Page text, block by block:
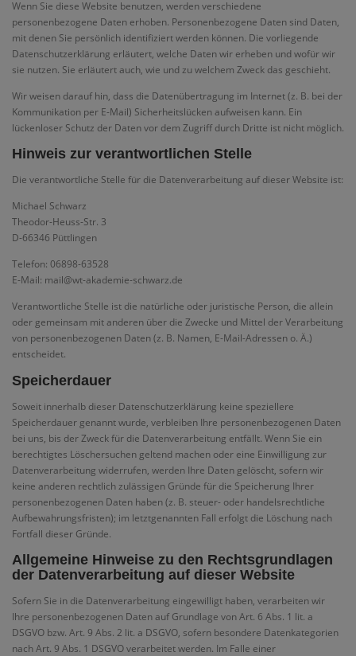
Wenn Sie diese Website benutzen, werden verschiedene
personenbezogene Daten erhoben. Personenbezogene Daten sind Daten,
mit denen Sie persönlich identifiziert werden können. Die vorliegende
Datenschutzerklärung erläutert, welche Daten wir erheben und wofür wir
sie nutzen. Sie erläutert auch, wie und zu welchem Zweck das geschieht.
Wir weisen darauf hin, dass die Datenübertragung im Internet (z. B. bei der
Kommunikation per E-Mail) Sicherheitslücken aufweisen kann. Ein
lückenloser Schutz der Daten vor dem Zugriff durch Dritte ist nicht möglich.
Hinweis zur verantwortlichen Stelle
Die verantwortliche Stelle für die Datenverarbeitung auf dieser Website ist:
Michael Schwarz
Theodor-Heuss-Str. 3
D-66346 Püttlingen
Telefon: 06898-63528
E-Mail: mail@wt-akademie-schwarz.de
Verantwortliche Stelle ist die natürliche oder juristische Person, die allein
oder gemeinsam mit anderen über die Zwecke und Mittel der Verarbeitung
von personenbezogenen Daten (z. B. Namen, E-Mail-Adressen o. Ä.)
entscheidet.
Speicherdauer
Soweit innerhalb dieser Datenschutzerklärung keine speziellere
Speicherdauer genannt wurde, verbleiben Ihre personenbezogenen Daten
bei uns, bis der Zweck für die Datenverarbeitung entfällt. Wenn Sie ein
berechtigtes Löschersuchen geltend machen oder eine Einwilligung zur
Datenverarbeitung widerrufen, werden Ihre Daten gelöscht, sofern wir
keine anderen rechtlich zulässigen Gründe für die Speicherung Ihrer
personenbezogenen Daten haben (z. B. steuer- oder handelsrechtliche
Aufbewahrungsfristen); im letztgenannten Fall erfolgt die Löschung nach
Fortfall dieser Gründe.
Allgemeine Hinweise zu den Rechtsgrundlagen
der Datenverarbeitung auf dieser Website
Sofern Sie in die Datenverarbeitung eingewilligt haben, verarbeiten wir
Ihre personenbezogenen Daten auf Grundlage von Art. 6 Abs. 1 lit. a
DSGVO bzw. Art. 9 Abs. 2 lit. a DSGVO, sofern besondere Datenkategorien
nach Art. 9 Abs. 1 DSGVO verarbeitet werden. Im Falle einer